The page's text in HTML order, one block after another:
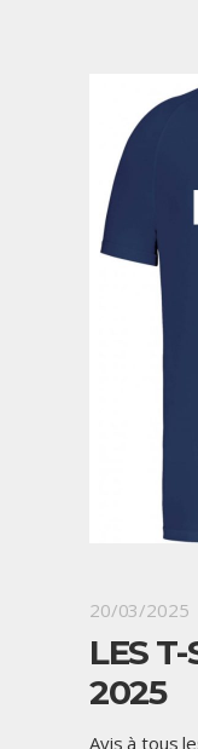
20/03/2025
LES
2025
Avis à tous